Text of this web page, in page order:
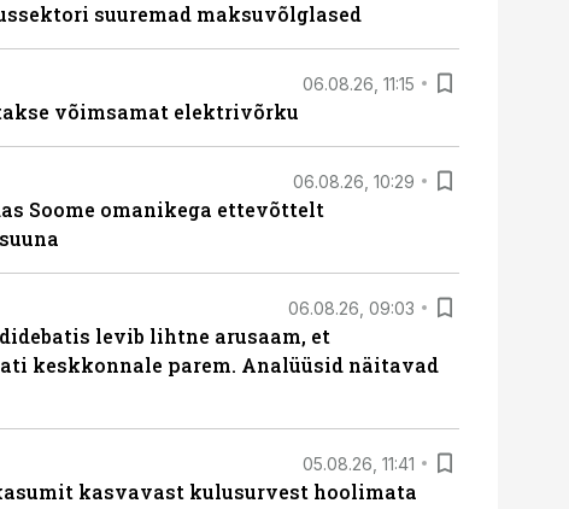
suuremad maksuvõlglased
06.08.26, 11:15
võimsamat elektrivõrku
06.08.26, 10:29
Soome omanikega ettevõttelt
06.08.26, 09:03
levib lihtne arusaam, et
keskkonnale parem. Analüüsid näitavad
05.08.26, 11:41
kasvavast kulusurvest hoolimata